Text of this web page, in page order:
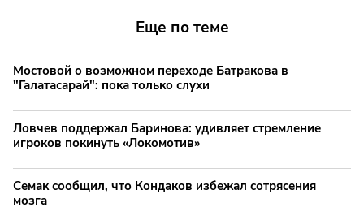
Еще по теме
Мостовой о возможном переходе Батракова в
"Галатасарай": пока только слухи
Ловчев поддержал Баринова: удивляет стремление
игроков покинуть «Локомотив»
Семак сообщил, что Кондаков избежал сотрясения
мозга